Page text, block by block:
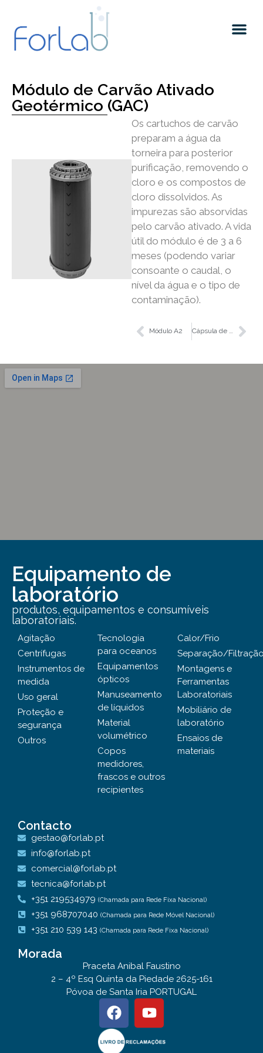
Módulo de Carvão Ativado
Geotérmico (GAC)
Os cartuchos de carvão
preparam a água da
torneira para posterior
purificação, removendo o
cloro e os compostos de
cloro dissolvidos. As
impurezas são absorvidas
pelo carvão ativado. A vida
útil do módulo é de 3 a 6
meses (podendo variar
consoante o caudal, o
nível da água e o tipo de
contaminação).
Módulo A2 Cápsula de Microfiltração
Equipamento de
laboratório
produtos, equipamentos e consumíveis
laboratoriais.
Agitação
Centrífugas
Instrumentos de
medida
Uso geral
Proteção e
segurança
Outros
Tecnologia
para oceanos
Equipamentos
ópticos
Manuseamento
de líquidos
Material
volumétrico
Copos
medidores,
frascos e outros
recipientes
Calor/Frio
Separação/
Montagens e
Ferramentas
Laboratoriais
Mobiliário de
laboratório
Ensaios de
materiais
Contacto
gestao@forlab.pt
info@forlab.pt
comercial@forlab.pt
tecnica@forlab.pt
+351 219534979 (Chamada para Rede Fixa Nacional)
+351 968707040 (Chamada para Rede Móvel Nacional)
+351 210 539 143 (Chamada para Rede Fixa Nacional)
Morada
Praceta Anibal Faustino
2 – 4º Esq Quinta da Piedade 2625-161
Póvoa de Santa Iria PORTUGAL